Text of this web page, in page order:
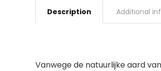
Description Additional
Vanwege de natuurlijke aard